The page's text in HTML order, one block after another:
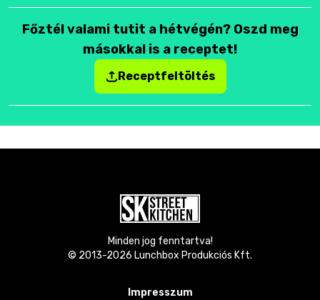
Főztél valami tutit a hétvégén? Oszd meg
másokkal is a receptet!
Receptfeltöltés
Minden jog fenntartva!
© 2013-2026 Lunchbox Produkciós Kft.
Impresszum